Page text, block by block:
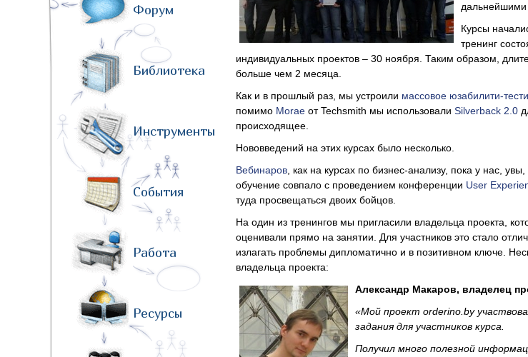
Форум
Библиотека
Инструменты
События
Работа
Ресурсы
дальнейшими
Курсы
тренинг
индивидуальных проектов – 30 ноября. Таким образом,
больше чем 2 месяца.
Как и в прошлый раз, мы устроили массовое юзабилити-
помимо Morae от Techsmith мы использовали Silverback 2.0
происходящее.
Нововведений на этих курсах было несколько.
Вебинаров , как на курсах по бизнес-анализу, пока у нас,
обучение совпало с проведением конференции User
туда просвещаться двоих бойцов.
На один из тренингов мы пригласили владельца проекта,
оценивали прямо на занятии. Для участников это стало
излагать проблемы дипломатично и в позитивном ключе.
владельца проекта:
Александр Макаров, владелец
«Мой проект orderino.by
задания для участников курса.
Получил много полезной